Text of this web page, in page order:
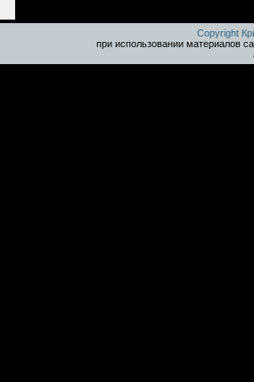
Copyright
при использовании материалов